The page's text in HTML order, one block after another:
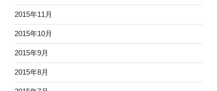
2015年11月
2015年10月
2015年9月
2015年8月